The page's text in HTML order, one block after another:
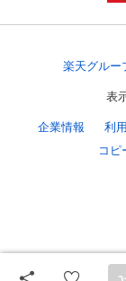
楽天グルー
表
企業情報 利
コピ